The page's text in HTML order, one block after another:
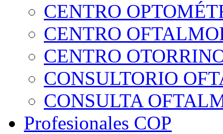
CENTRO
CENTRO
CENTRO
CONSULTORIO
CONSULTA
Profesionales COP